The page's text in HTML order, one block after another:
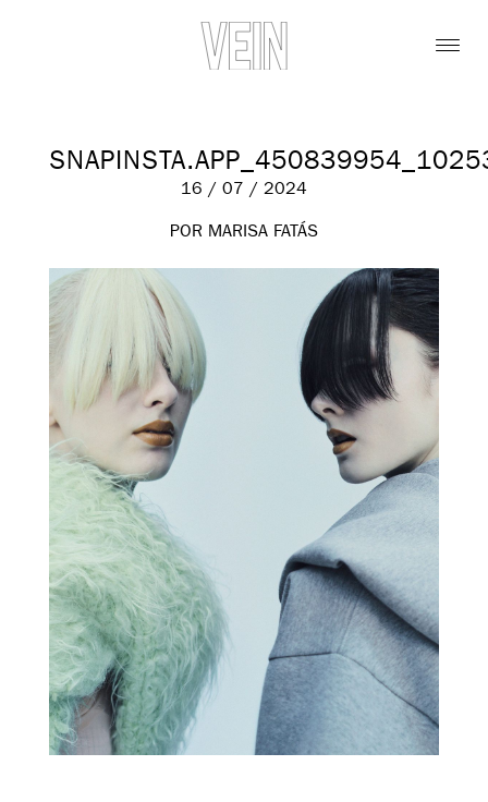
16 / 07 / 2024
POR MARISA FATÁS